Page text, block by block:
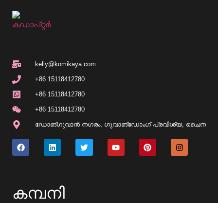
kelly@komikaya.com
+86 15118412780
+86 15118412780
+86 15118412780
ഡോങ്ഗുവാൻ നഗരം, ഗുവാങ്‌ഡോംഗ് പ്രവിശ്യ, ചൈന
കമ്പനി